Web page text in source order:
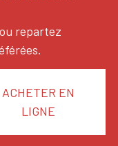
repartez
ACHETER EN
LIGNE